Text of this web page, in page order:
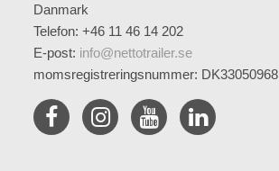
Danmark
Telefon: +46 11 46 14 202
E-post: info@nettotrailer.se
momsregistreringsnummer: DK33050968